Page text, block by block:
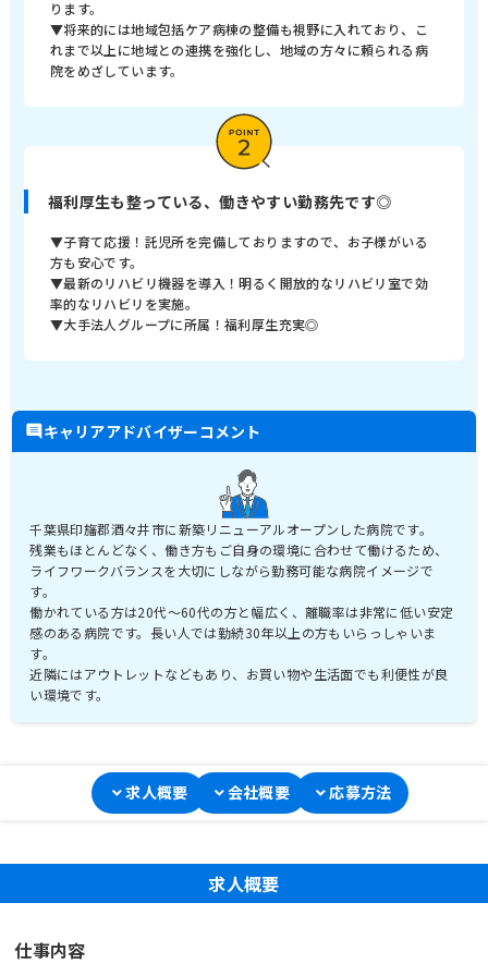
ります。
▼将来的には地域包括ケア病棟の整備も視野に入れており、こ
れまで以上に地域との連携を強化し、地域の方々に頼られる病
院をめざしています。
福利厚生も整っている、働きやすい勤務先です◎
▼子育て応援！託児所を完備しておりますので、お子様がいる
方も安心です。
▼最新のリハビリ機器を導入！明るく開放的なリハビリ室で効
率的なリハビリを実施。
▼大手法人グループに所属！福利厚生充実◎
キャリアアドバイザーコメント
千葉県印旛郡酒々井市に新築リニューアルオープンした病院です。
残業もほとんどなく、働き方もご自身の環境に合わせて働けるため、
ライフワークバランスを大切にしながら勤務可能な病院イメージで
す。
働かれている方は20代～60代の方と幅広く、離職率は非常に低い安定
感のある病院です。長い人では勤続30年以上の方もいらっしゃいま
す。
近隣にはアウトレットなどもあり、お買い物や生活面でも利便性が良
い環境です。
求人概要 会社概要 応募方法
求人概要
仕事内容